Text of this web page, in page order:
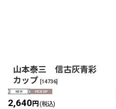
山本泰三 信古灰青彩
カップ [14736]
2,640円 (税込)